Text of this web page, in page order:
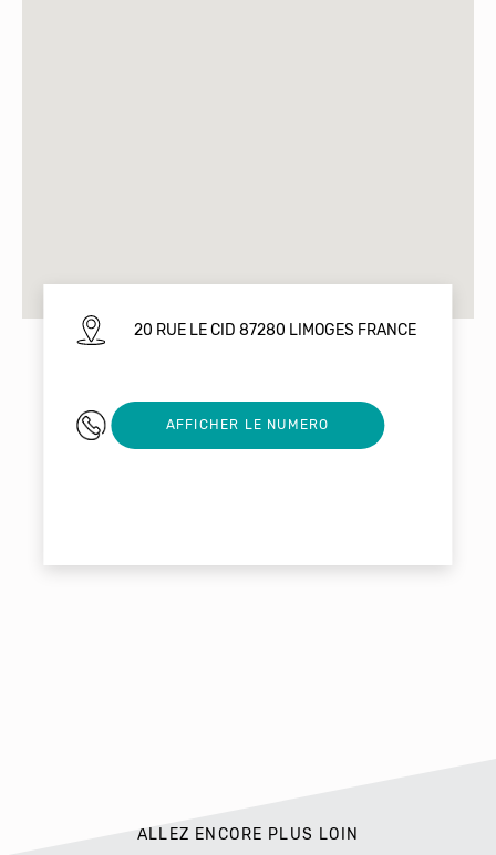
20 RUE LE CID 87280 LIMOGES FRANCE
0780533264
AFFICHER LE NUMERO
ALLEZ ENCORE PLUS LOIN